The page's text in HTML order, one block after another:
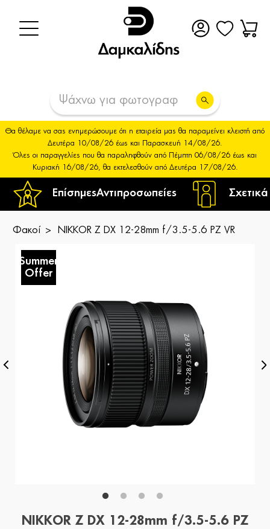
ΕπίσημεςΑντιπροσωπείες
Θα θέλαμε να σας ενημερώσουμε ότι η εταιρεία μας θα παραμείνει κλειστή από
Δευτέρα 10/08/26 έως και Παρασκευή 14/08/26.
Όλες οι παραγγελίες που θα παραληφθούν από Πέμπτη 06/08/26 έως και
Κυριακή 16/08/26, θα εκτελεσθούν από Δευτέρα 17/08/26.
Φακοί NIKKOR Z DX 12-28mm f/3.5-5.6 PZ VR
Summer
Offer
NIKKOR Z DX 12-28mm f/3.5-5.6 PZ